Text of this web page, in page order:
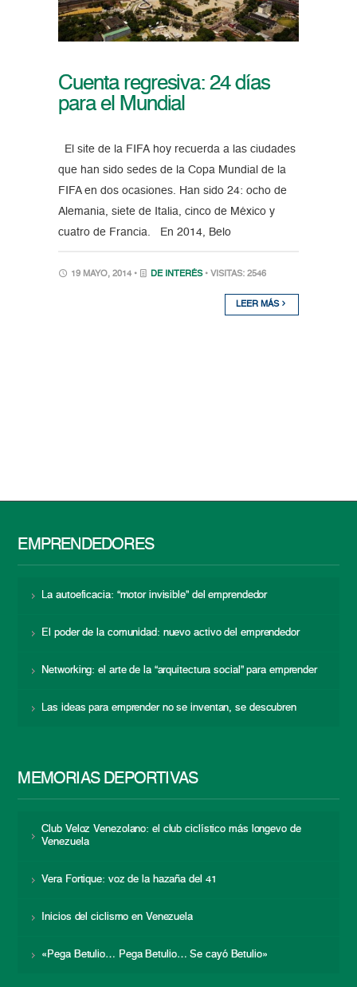
Cuenta regresiva: 24 días
para el Mundial
El site de la FIFA hoy recuerda a las ciudades
que han sido sedes de la Copa Mundial de la
FIFA en dos ocasiones. Han sido 24: ocho de
Alemania, siete de Italia, cinco de México y
cuatro de Francia. En 2014, Belo
19 MAYO, 2014 • DE INTERÉS • VISITAS: 2546
LEER MÁS
EMPRENDEDORES
La autoeficacia: “motor invisible” del emprendedor
El poder de la comunidad: nuevo activo del emprendedor
Networking: el arte de la “arquitectura social” para emprender
Las ideas para emprender no se inventan, se descubren
MEMORIAS DEPORTIVAS
Club Veloz Venezolano: el club ciclístico más longevo de
Venezuela
Vera Fortique: voz de la hazaña del 41
Inicios del ciclismo en Venezuela
«Pega Betulio… Pega Betulio… Se cayó Betulio»